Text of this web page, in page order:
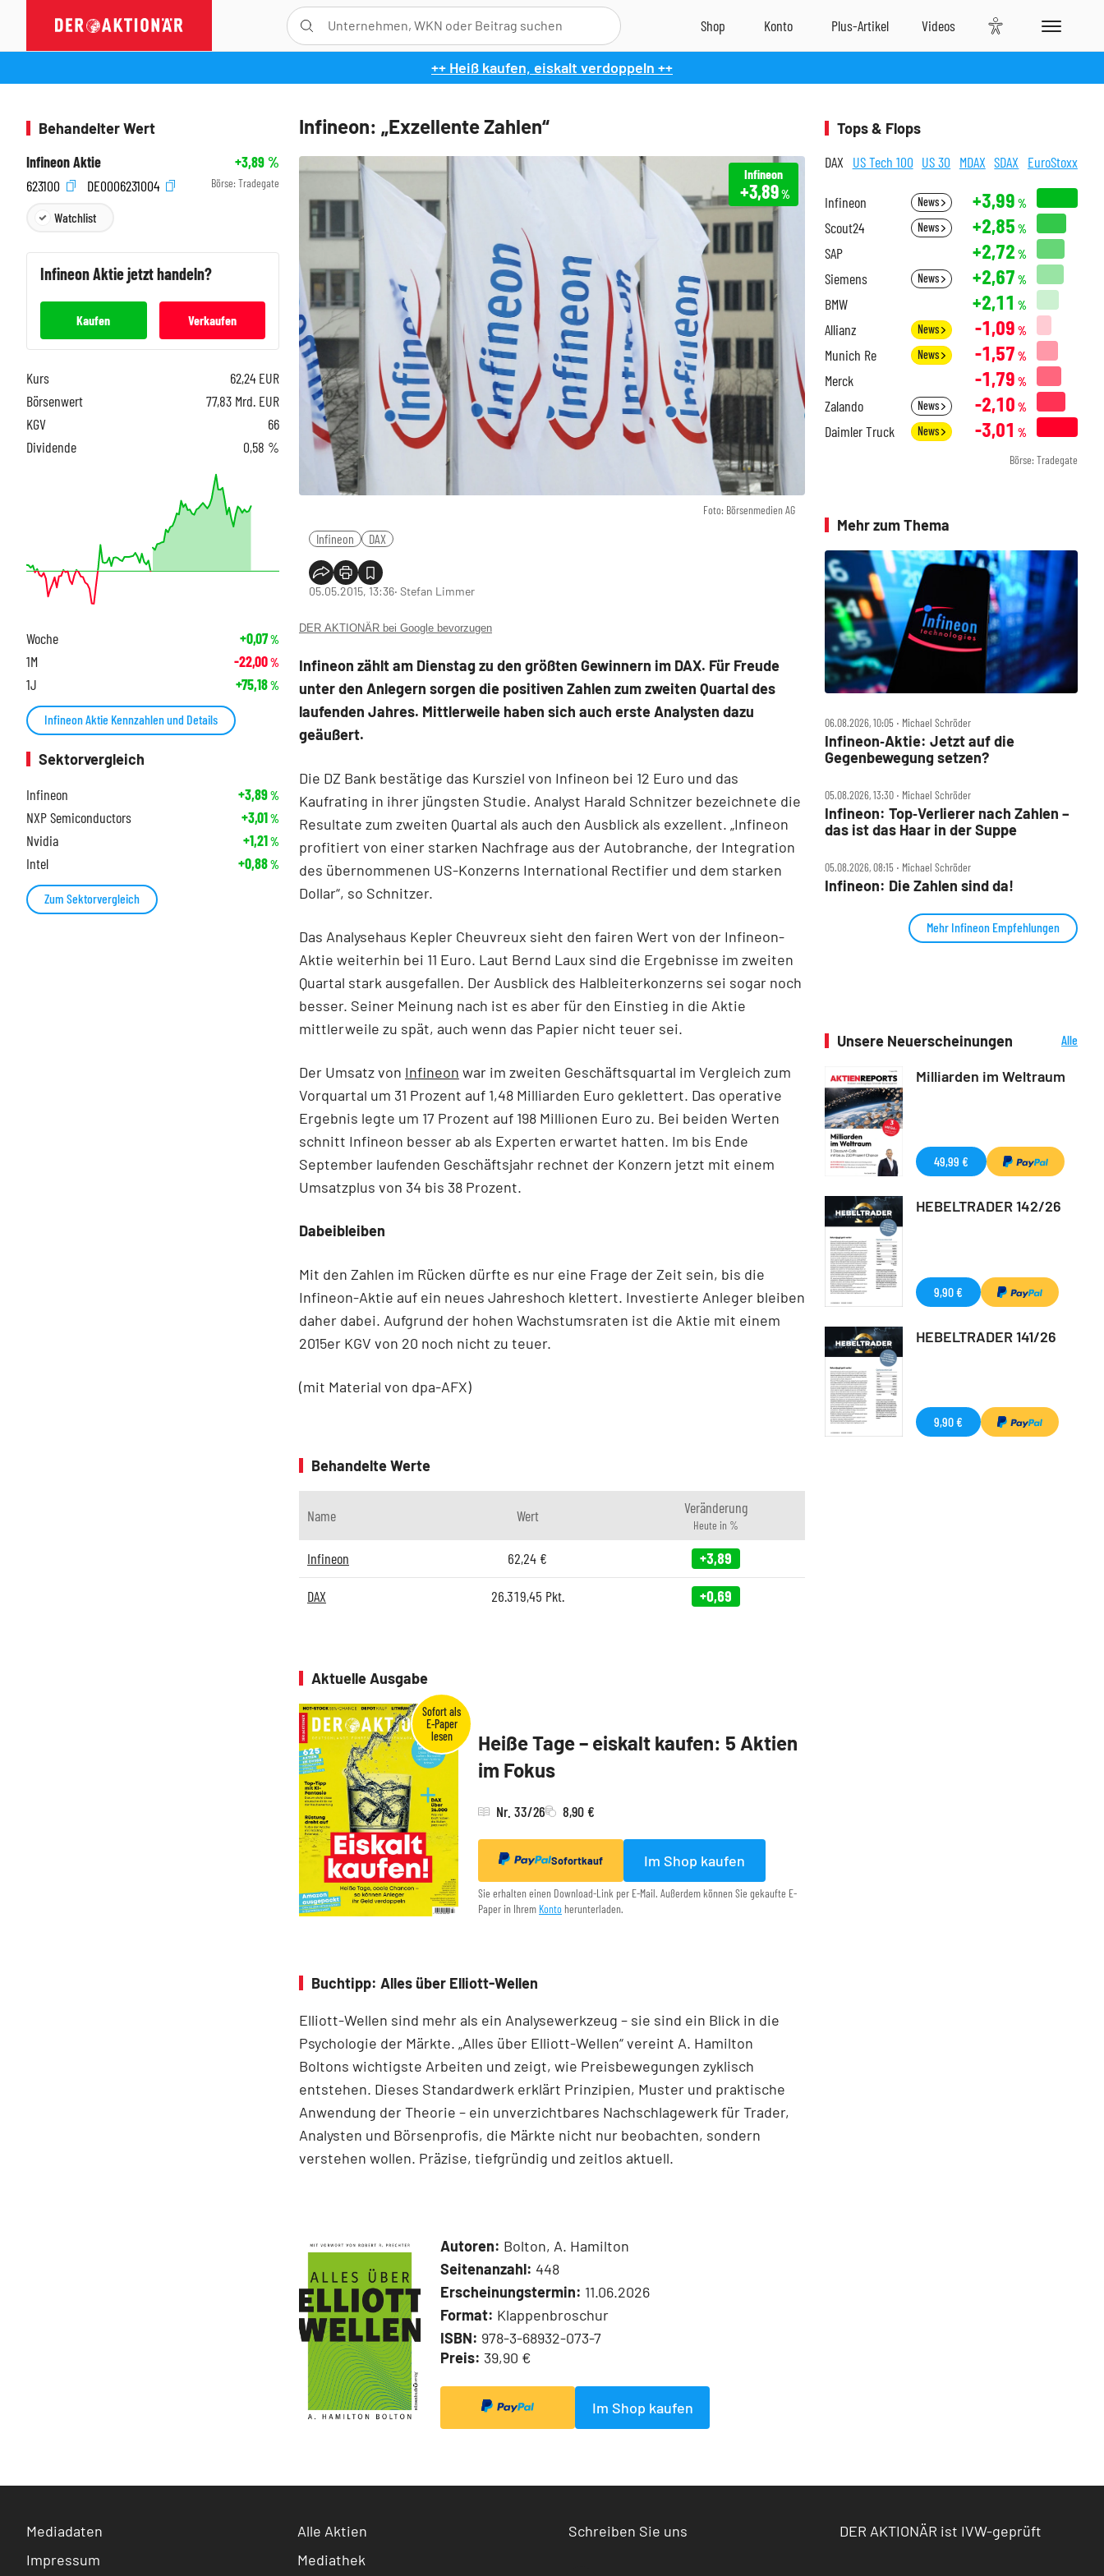
++ Heiß kaufen, eiskalt verdoppeln ++
Infineon: „Exzellente Zahlen“
Foto: Börsenmedien AG
Infineon
+3,89%
Infineon DAX
05.05.2015, 13:36‧ Stefan Limmer
DER AKTIONÄR bei Google bevorzugen
Infineon zählt am Dienstag zu den größten Gewinnern im DAX. Für Freude
unter den Anlegern sorgen die positiven Zahlen zum zweiten Quartal des
laufenden Jahres. Mittlerweile haben sich auch erste Analysten dazu
geäußert.
Die DZ Bank bestätige das Kursziel von Infineon bei 12 Euro und das
Kaufrating in ihrer jüngsten Studie. Analyst Harald Schnitzer bezeichnete die
Resultate zum zweiten Quartal als auch den Ausblick als exzellent. „Infineon
profitiert von einer starken Nachfrage aus der Autobranche, der Integration
des übernommenen US-Konzerns International Rectifier und dem starken
Dollar“, so Schnitzer.
Das Analysehaus Kepler Cheuvreux sieht den fairen Wert von der Infineon-
Aktie weiterhin bei 11 Euro. Laut Bernd Laux sind die Ergebnisse im zweiten
Quartal stark ausgefallen. Der Ausblick des Halbleiterkonzerns sei sogar noch
besser. Seiner Meinung nach ist es aber für den Einstieg in die Aktie
mittlerweile zu spät, auch wenn das Papier nicht teuer sei.
Der Umsatz von Infineon war im zweiten Geschäftsquartal im Vergleich zum
Vorquartal um 31 Prozent auf 1,48 Milliarden Euro geklettert. Das operative
Ergebnis legte um 17 Prozent auf 198 Millionen Euro zu. Bei beiden Werten
schnitt Infineon besser ab als Experten erwartet hatten. Im bis Ende
September laufenden Geschäftsjahr rechnet der Konzern jetzt mit einem
Umsatzplus von 34 bis 38 Prozent.
Dabeibleiben
Mit den Zahlen im Rücken dürfte es nur eine Frage der Zeit sein, bis die
Infineon-Aktie auf ein neues Jahreshoch klettert. Investierte Anleger bleiben
daher dabei. Aufgrund der hohen Wachstumsraten ist die Aktie mit einem
2015er KGV von 20 noch nicht zu teuer.
(mit Material von dpa-AFX)
Behandelte Werte
Name Wert Veränderung
Heute in %
Infineon 62,24 € +3,89
DAX 26.319,45 Pkt. +0,69
Aktuelle Ausgabe
Heiße Tage – eiskalt kaufen: 5 Aktien
im Fokus
Nr. 33/26 8,90 €
Sofortkauf Im Shop kaufen
Sie erhalten einen Download-Link per E-Mail. Außerdem können Sie gekaufte E-
Paper in Ihrem Konto herunterladen.
Buchtipp: Alles über Elliott-Wellen
Elliott-Wellen sind mehr als ein Analysewerkzeug – sie sind ein Blick in die
Psychologie der Märkte. „Alles über Elliott-Wellen“ vereint A. Hamilton
Boltons wichtigste Arbeiten und zeigt, wie Preisbewegungen zyklisch
entstehen. Dieses Standardwerk erklärt Prinzipien, Muster und praktische
Anwendung der Theorie – ein unverzichtbares Nachschlagewerk für Trader,
Analysten und Börsenprofis, die Märkte nicht nur beobachten, sondern
verstehen wollen. Präzise, tiefgründig und zeitlos aktuell.
Autoren: Bolton, A. Hamilton
Seitenanzahl: 448
Erscheinungstermin: 11.06.2026
Format: Klappenbroschur
ISBN: 978-3-68932-073-7
Preis: 39,90 €
Im Shop kaufen
Behandelter Wert
Infineon Aktie
+3,89%
623100
DE0006231004 Börse: Tradegate
Watchlist
InfineonAktie jetzt handeln?
Kaufen Verkaufen
Kurs 62,24 EUR
Börsenwert
77,83 Mrd. EUR
KGV
66
Dividende
0,58 %
Woche +0,07%
1M -22,00%
1J +75,18%
Infineon Aktie Kennzahlen und Details
Sektorvergleich
Infineon
+3,89%
NXP Semiconductors +3,01%
Nvidia +1,21%
Intel +0,88%
Zum Sektorvergleich
Tops & Flops
DAX US Tech 100 US 30 MDAX SDAX EuroStoxx
Infineon News +3,99 %
Scout24 News +2,85 %
SAP +2,72 %
Siemens News +2,67 %
BMW +2,11 %
Allianz News -1,09 %
Munich Re News -1,57 %
Merck -1,79 %
Zalando News -2,10 %
Daimler Truck News -3,01 %
Börse: Tradegate
Mehr zum Thema
06.08.2026, 10:05 ‧ Michael Schröder
Infineon‑Aktie: Jetzt auf die
Gegenbewegung setzen?
05.08.2026, 13:30 ‧ Michael Schröder
Infineon: Top‑Verlierer nach Zahlen –
das ist das Haar in der Suppe
05.08.2026, 08:15 ‧ Michael Schröder
Infineon: Die Zahlen sind da!
Mehr Infineon Empfehlungen
Unsere Neuerscheinungen
Alle
Milliarden im Weltraum
49,99 €
HEBELTRADER 142/26
9,90 €
HEBELTRADER 141/26
9,90 €
Mediadaten
Impressum
Alle Aktien
Mediathek
Schreiben Sie uns DER AKTIONÄR ist IVW-geprüft